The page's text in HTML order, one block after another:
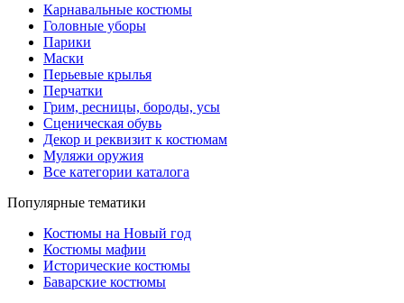
Карнавальные костюмы
Головные уборы
Парики
Маски
Перьевые крылья
Перчатки
Грим, ресницы, бороды, усы
Сценическая обувь
Декор и реквизит к костюмам
Муляжи оружия
Все категории каталога
Популярные тематики
Костюмы на Новый год
Костюмы мафии
Исторические костюмы
Баварские костюмы